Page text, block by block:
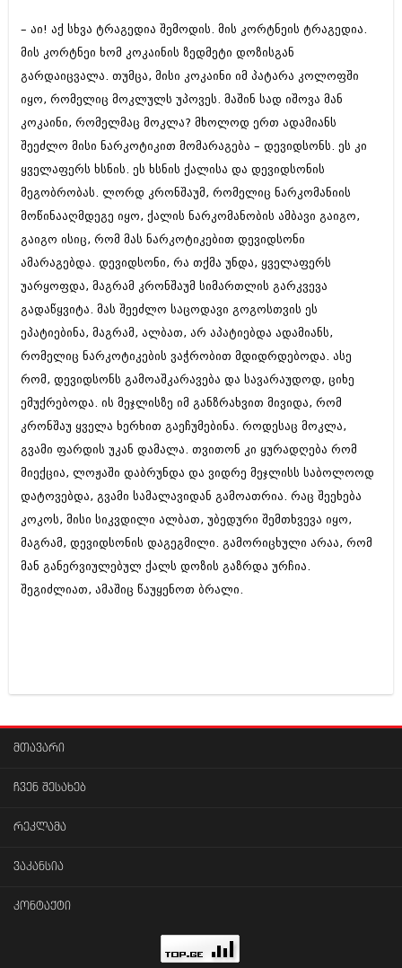
– აი! აქ სხვა ტრაგედია შემოდის. მის კორტნეის ტრაგედია.
მის კორტნეი ხომ კოკაინის ზედმეტი დოზისგან
გარდაიცვალა. თუმცა, მისი კოკაინი იმ პატარა კოლოფში
იყო, რომელიც მოკლულს უპოვეს. მაშინ სად იშოვა მან
კოკაინი, რომელმაც მოკლა? მხოლოდ ერთ ადამიანს
შეეძლო მისი ნარკოტიკით მომარაგება – დევიდსონს. ეს კი
ყველაფერს ხსნის. ეს ხსნის ქალისა და დევიდსონის
მეგობრობას. ლორდ კრონშაუმ, რომელიც ნარკომანიის
მოწინააღმდეგე იყო, ქალის ნარკომანობის ამბავი გაიგო,
გაიგო ისიც, რომ მას ნარკოტიკებით დევიდსონი
ამარაგებდა. დევიდსონი, რა თქმა უნდა, ყველაფერს
უარყოფდა, მაგრამ კრონშაუმ სიმართლის გარკვევა
გადაწყვიტა. მას შეეძლო საცოდავი გოგოსთვის ეს
ეპატიებინა, მაგრამ, ალბათ, არ აპატიებდა ადამიანს,
რომელიც ნარკოტიკების ვაჭრობით მდიდრდებოდა. ასე
რომ, დევიდსონს გამოაშკარავება და სავარაუდოდ, ციხე
ემუქრებოდა. ის მეჯლისზე იმ განზრახვით მივიდა, რომ
კრონშაუ ყველა ხერხით გაეჩუმებინა. როდესაც მოკლა,
გვამი ფარდის უკან დამალა. თვითონ კი ყურადღება რომ
მიექცია, ლოჟაში დაბრუნდა და ვიდრე მეჯლისს საბოლოოდ
დატოვებდა, გვამი სამალავიდან გამოათრია. რაც შეეხება
კოკოს, მისი სიკვდილი ალბათ, უბედური შემთხვევა იყო,
მაგრამ, დევიდსონის დაგეგმილი. გამორიცხული არაა, რომ
მან განერვიულებულ ქალს დოზის გაზრდა ურჩია.
შეგიძლიათ, ამაშიც წაუყენოთ ბრალი.
მთავარი
ჩვენ შესახებ
რეკლამა
ვაკანსია
კონტაქტი